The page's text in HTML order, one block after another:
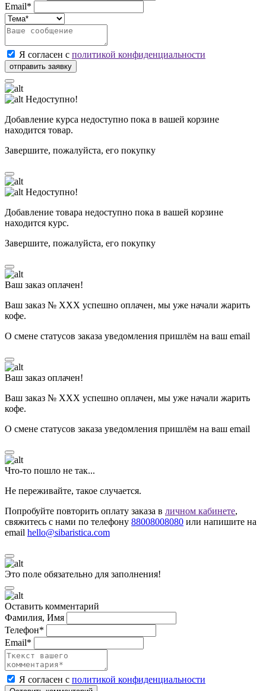
Email*
Я согласен с политикой конфиденциальности
Недоступно!
Добавление курса недоступно пока в вашей корзине
находится товар.
Завершите, пожалуйста, его покупку
Недоступно!
Добавление товара недоступно пока в вашей корзине
находится курс.
Завершите, пожалуйста, его покупку
Ваш заказ оплачен!
Ваш заказ № ХХХ успешно оплачен, мы уже начали жарить
кофе.
О смене статусов заказа уведомления пришлём на ваш email
Ваш заказ оплачен!
Ваш заказ № ХХХ успешно оплачен, мы уже начали жарить
кофе.
О смене статусов заказа уведомления пришлём на ваш email
Что-то пошло не так...
Не переживайте, такое случается.
Попробуйте повторить оплату заказа в личном кабинете,
свяжитесь с нами по телефону 88008008080 или напишите на
email hello@sibaristica.com
Это поле обязательно для заполнения!
Оставить комментарий
Фамилия, Имя
Телефон*
Email*
Я согласен с политикой конфиденциальности